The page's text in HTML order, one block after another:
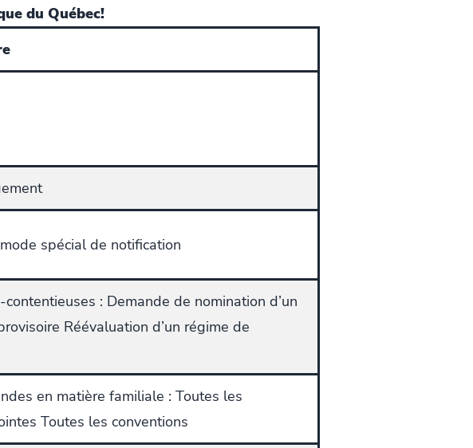
du Québec!
spécial de notification
contentieuses : Demande de nomination d’un
Réévaluation d’un régime de
en matière familiale : Toutes les
Toutes les conventions